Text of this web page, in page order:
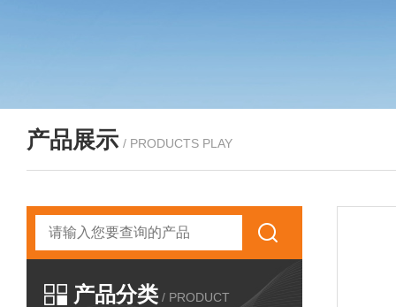
产品展示 / PRODUCTS PLAY
产品分类 / PRODUCT